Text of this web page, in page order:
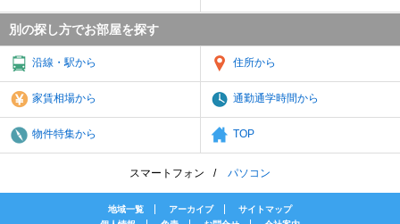
別の探し方でお部屋を探す
沿線・駅から 住所から
家賃相場から 通勤通学時間から
物件特集から TOP
スマートフォン パソコン
地域一覧 アーカイブ
サイトマップ